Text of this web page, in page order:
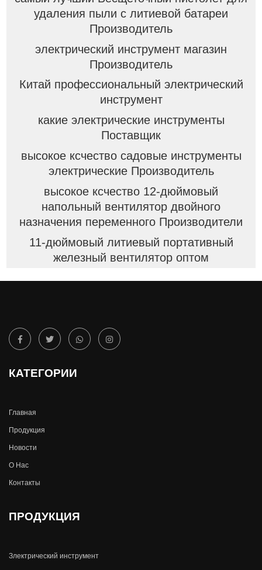
удаления пыли с литиевой батареи
Производитель
электрический инструмент магазин
Производитель
Китай профессиональный электрический
инструмент
какие электрические инструменты
Поставщик
высокое ксчество садовые инструменты
электрические Производитель
высокое ксчество 12-дюймовый
напольный вентилятор двойного
назначения переменного Производители
11-дюймовый литиевый портативный
железный вентилятор оптом
КАТЕГОРИИ
Главная
Продукция
Новости
О Hас
Контакты
ПРОДУКЦИЯ
Злектрический инструмент